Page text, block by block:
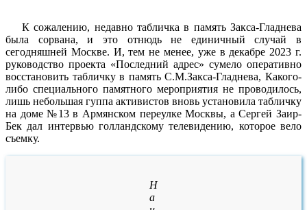
К сожалению, недавно табличка в память Закса-Гладнева
была сорвана, и это отнюдь не единичный случай в
сегодняшней Москве. И, тем не менее, уже в декабре 2023 г.
руководство проекта «Последний адрес» сумело оперативно
восстановить табличку в память С.М.Закса-Гладнева, Какого-
либо специального памятного мероприятия не проводилось,
лишь небольшая гуппа активистов вновь установила табличку
на доме №13 в Армянском переулке Москвы, а Сергей Заир-
Бек дал интервью голландскому телевидению, которое вело
съемку.
Н
а